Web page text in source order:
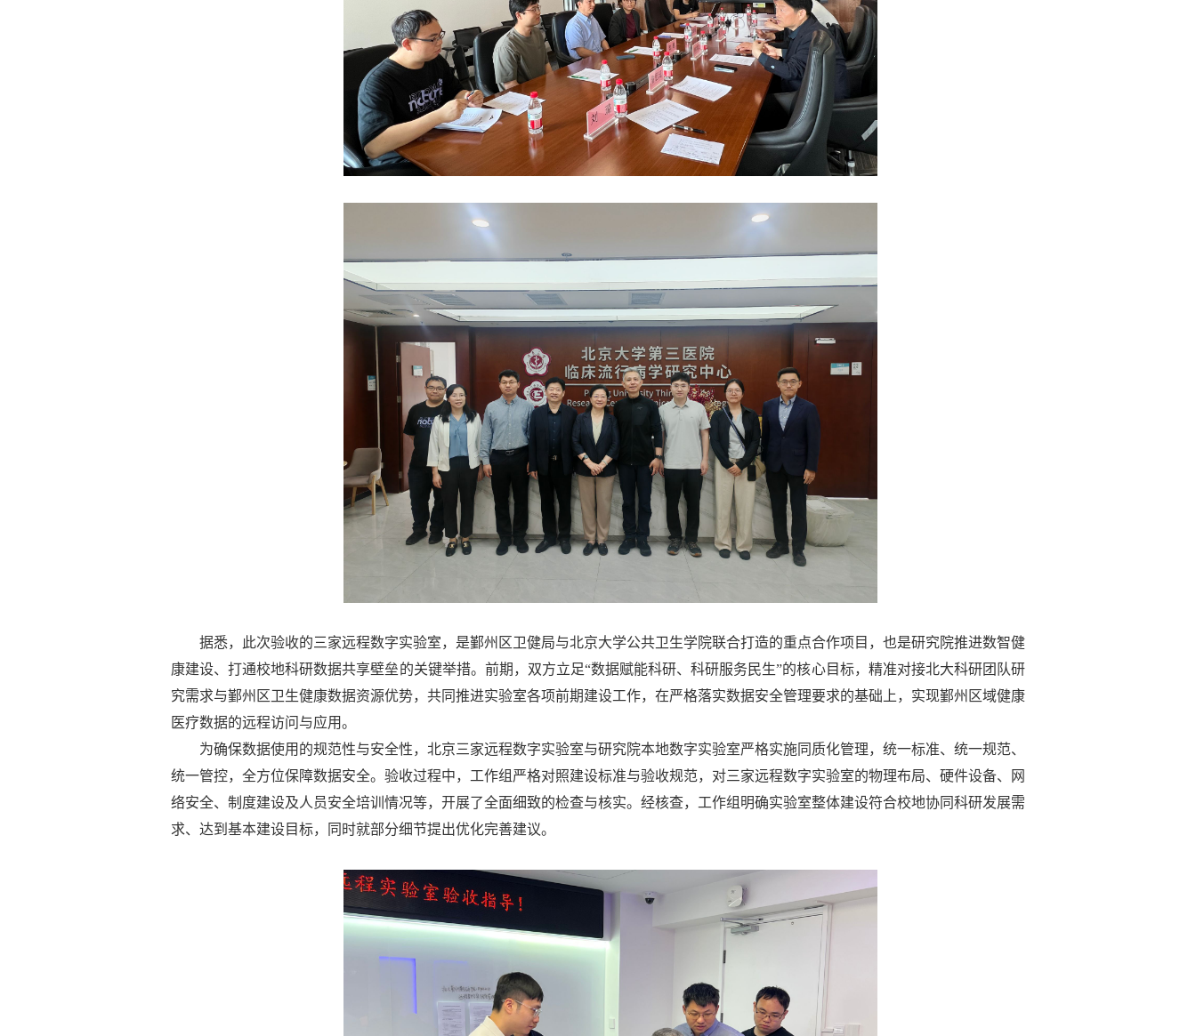
据悉，此次验收的三家远程数字实验室，是鄞州区卫健局与北京大学公共卫生学院联合打造的重点合作项目，也是研究院推进数智健
康建设、打通校地科研数据共享壁垒的关键举措。前期，双方立足“数据赋能科研、科研服务民生”的核心目标，精准对接北大科研团队研
究需求与鄞州区卫生健康数据资源优势，共同推进实验室各项前期建设工作，在严格落实数据安全管理要求的基础上，实现鄞州区域健康
医疗数据的远程访问与应用。
为确保数据使用的规范性与安全性，北京三家远程数字实验室与研究院本地数字实验室严格实施同质化管理，统一标准、统一规范、
统一管控，全方位保障数据安全。验收过程中，工作组严格对照建设标准与验收规范，对三家远程数字实验室的物理布局、硬件设备、网
络安全、制度建设及人员安全培训情况等，开展了全面细致的检查与核实。经核查，工作组明确实验室整体建设符合校地协同科研发展需
求、达到基本建设目标，同时就部分细节提出优化完善建议。